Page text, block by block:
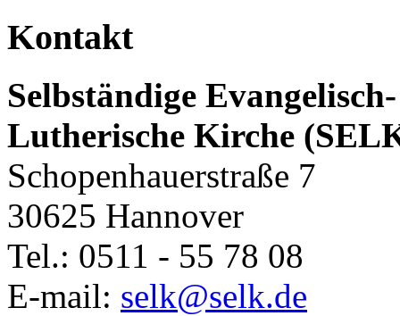
Kontakt
Selbständige Evangelisch-
Lutherische Kirche
Schopenhauerstraße 7
30625 Hannover
Tel.: 0511 - 55 78 08
E-mail: selk@selk.de